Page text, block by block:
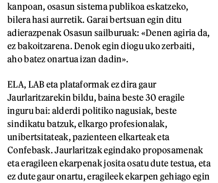
kanpoan, osasun sistema publikoa eskatzeko,
bilera hasi aurretik. Garai bertsuan egin ditu
adierazpenak Osasun sailburuak: «Denen agiria da,
ez bakoitzarena. Denok egin diogu uko zerbaiti,
aho batez onartua izan dadin».
ELA, LAB eta plataformak ez dira gaur
Jaurlaritzarekin bildu, baina beste 30 eragile
inguru bai: alderdi politiko nagusiak, beste
sindikatu batzuk, elkargo profesionalak,
unibertsitateak, pazienteen elkarteak eta
Confebask. Jaurlaritzak egindako proposamenak
eta eragileen ekarpenak josita osatu dute testua, eta
ez dute gaur onartu, eragileek ekarpen gehiago egin